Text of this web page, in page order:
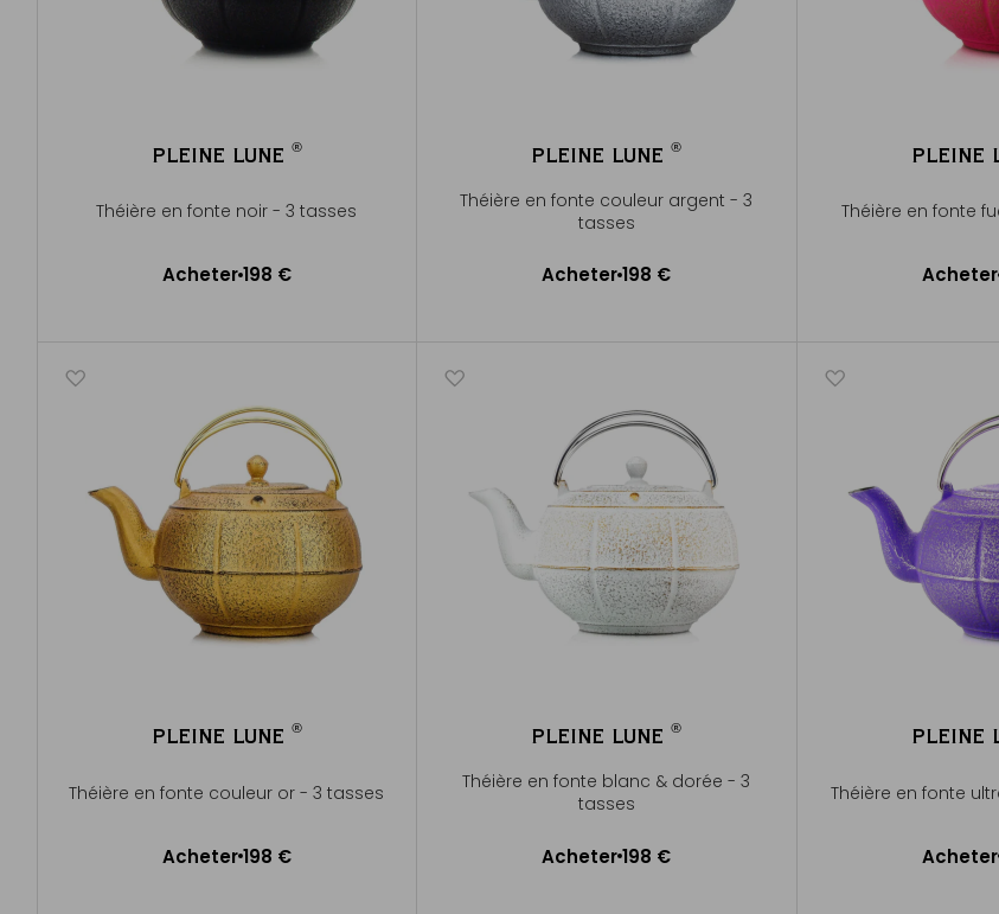
PLEINE LUNE ®
Théière en fonte noir - 3 tasses
Acheter198 €
PLEINE LUNE®
Théière en fonte couleur argent - 3
tasses
®
Acheter198 €
PLEINE
Théière en fonte
Acheter
PLEINE LUNE ®
Théière en fonte couleur or - 3 tasses
Acheter198 €
PLEINE LUNE®
Théière en fonte blanc & dorée - 3
tasses
®
Acheter198 €
PLEINE
Théière en fonte
Acheter